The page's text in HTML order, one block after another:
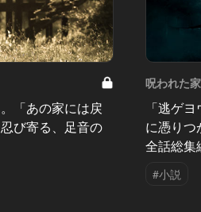
「あの家には戻
び寄る、足音の
呪われた
「逃ゲ
に憑り
全話総集
#小説